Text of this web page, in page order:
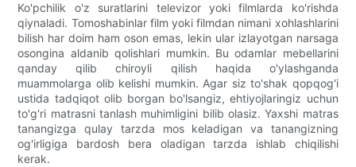
Ko'pchilik o'z suratlarini televizor yoki filmlarda ko'rishda
qiynaladi. Tomoshabinlar film yoki filmdan nimani xohlashlarini
bilish har doim ham oson emas, lekin ular izlayotgan narsaga
osongina aldanib qolishlari mumkin. Bu odamlar mebellarini
qanday qilib chiroyli qilish haqida o'ylashganda
muammolarga olib kelishi mumkin. Agar siz to'shak qopqog'i
ustida tadqiqot olib borgan bo'lsangiz, ehtiyojlaringiz uchun
to'g'ri matrasni tanlash muhimligini bilib olasiz. Yaxshi matras
tanangizga qulay tarzda mos keladigan va tanangizning
og'irligiga bardosh bera oladigan tarzda ishlab chiqilishi
kerak.